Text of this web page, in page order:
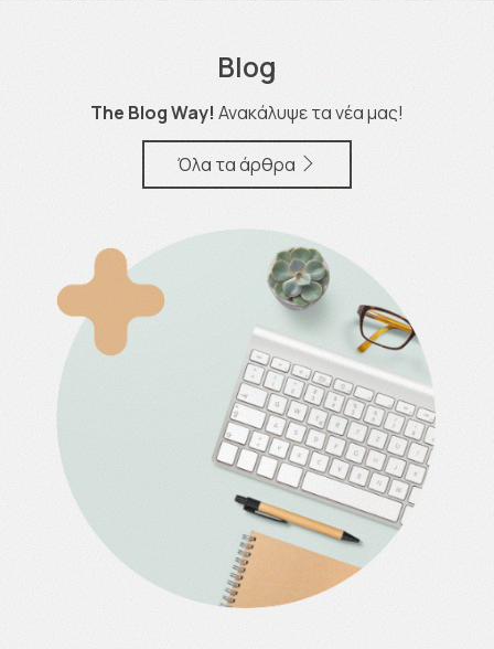
Blog
The Blog Way! Ανακάλυψε τα νέα μας!
Όλα τα άρθρα